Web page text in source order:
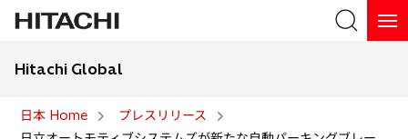
Hitachi Global
日本 Home
プレスリリース